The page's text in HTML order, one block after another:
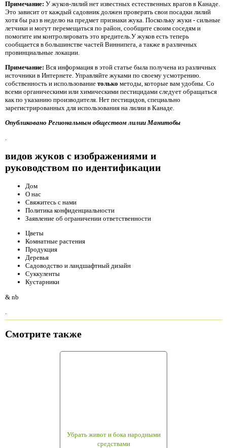
Примечание: У жуков-лилий нет известных естественных врагов в Канаде.
Это зависит от каждый садовник должен проверять свои посадки лилий
хотя бы раз в неделю на предмет признаки жука. Поскольку жуки - сильные
летчики и могут перемещаться по район, сообщите своим соседям и
помогите им контролировать это вредитель.У жуков есть теперь
сообщается в большинстве частей Виннипега, а также в различных
провинциальные локации.
Примечание: Вся информация в этой статье была получена из различных
источники в Интернете. Управляйте жуками по своему усмотрению.
собственность и использование только методы, которые вам удобны. Со
всеми органическими или химическими пестицидами следует обращаться
как по указанию производителя. Нет пестицидов, специально
зарегистрированных для использования на лилии в Канаде.
Опубликовано Региональным обществом лилии Манитобы
видов жуков с изображениями и
руководством по идентификации
Дом
О нас
Свяжитесь с нами
Политика конфиденциальности
Заявление об ограничении ответственности
Цветы
Комнатные растения
Продукция
Деревья
Садоводство и ландшафтный дизайн
Суккуленты
Кустарники
& nb
Смотрите также
Убрать живот и бока народными
средствами